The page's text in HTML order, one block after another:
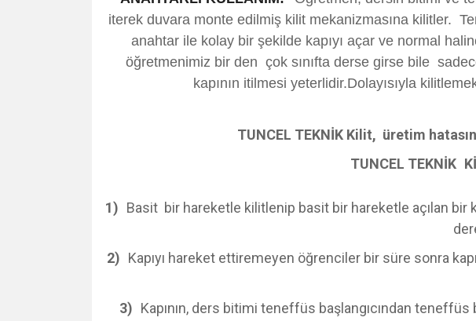
iterek duvara monte edilmiş kilit mekanizmasına kilitler.
anahtar ile kolay bir şekilde kapıyı açar ve normal
öğretmenimiz bir den çok sınıfta derse girse bile
kapının itilmesi yeterlidir.Dolayısıyla
TUNCEL TEKNİK Kilit, üretim
TUNCEL TEKNİK
1) Basit bir hareketle kilitlenip basit bir hareketle açılan bir
2) Kapıyı hareket ettiremeyen öğrenciler bir süre sonra
3) Kapının, ders bitimi teneffüs başlangıcından teneffüs